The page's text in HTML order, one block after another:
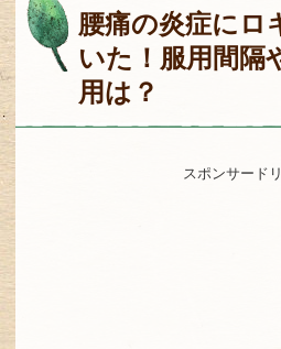
腰痛の炎症にロ
いた！服用間隔
用は？
スポンサード